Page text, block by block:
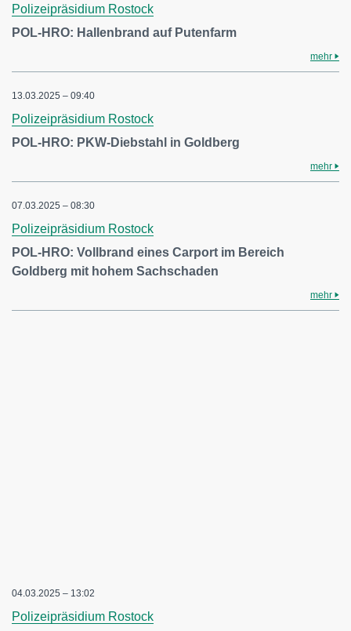
Polizeipräsidium Rostock
POL-HRO: Hallenbrand auf Putenfarm
mehr
13.03.2025 – 09:40
Polizeipräsidium Rostock
POL-HRO: PKW-Diebstahl in Goldberg
mehr
07.03.2025 – 08:30
Polizeipräsidium Rostock
POL-HRO: Vollbrand eines Carport im Bereich
Goldberg mit hohem Sachschaden
mehr
04.03.2025 – 13:02
Polizeipräsidium Rostock